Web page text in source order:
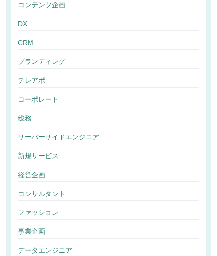
コンテンツ企画
DX
CRM
ブランディング
テレアポ
コーポレート
総務
サーバーサイドエンジニア
新規サービス
経営企画
コンサルタント
ファッション
事業企画
データエンジニア